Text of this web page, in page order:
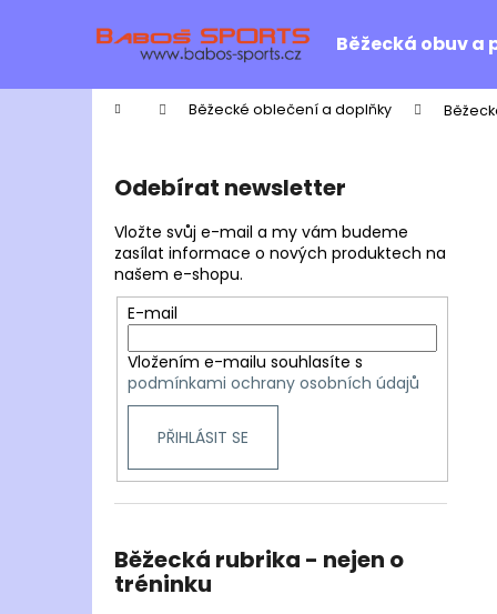
Běžecká obuv a
Domů Běžecké oblečení a doplňky
Odebírat newsletter
Vložte svůj e-mail a my vám budeme
zasílat informace o nových produktech na
našem e-shopu.
E-mail
Vložením e-mailu souhlasíte s
podmínkami ochrany osobních údajů
PŘIHLÁSIT SE
Běžecká rubrika - nejen o
tréninku
í
do
do
BĚŽECKÁ BUNDA RONHILL EVERYDAY
899 Kč
Původně:1 200 Kč